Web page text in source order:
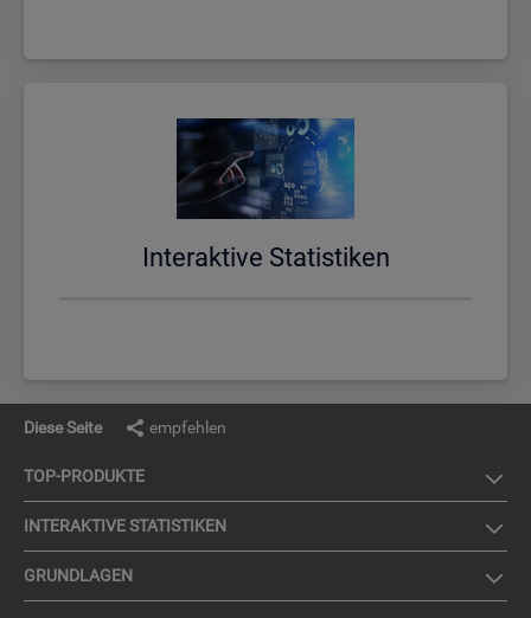
In­ter­ak­ti­ve Sta­tis­ti­ken
Diese Seite empfehlen
TOP-PRO­DUK­TE
IN­TER­AK­TI­VE STA­TIS­TI­KEN
GRUND­LA­GEN